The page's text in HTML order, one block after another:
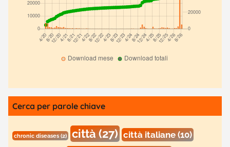
Cerca per parole chiave
chronic diseases(2) città(27) città italiane(10)